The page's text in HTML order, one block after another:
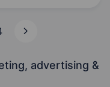
advertising &